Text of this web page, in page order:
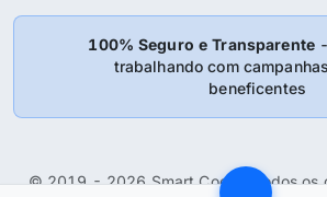
100% Seguro e Transparente
trabalhando com
beneficentes
© 2019 - 2026 Smart Coder: Todos os